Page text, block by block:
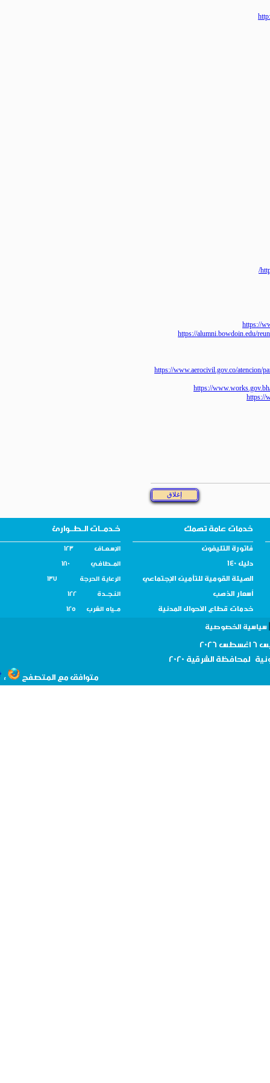
https://
https://www.aerocivil.gov.co/
https://
خدمات عامة تهمك خـدمــات الـطــوارئ
فاتورة التليفون الإسـعــاف 123
دليل 140 المــطافـي 180
الهيئة القومية للتأمين الإجتماعي الرعاية الحرجة 137
أسعار الذهب النـجــدة 122
خدمات قطاع الأحوال المدنية مــياه الشرب 125
الخصوصية
لمحافظةالشرقية 2020
متوافق مع المتصفح ،